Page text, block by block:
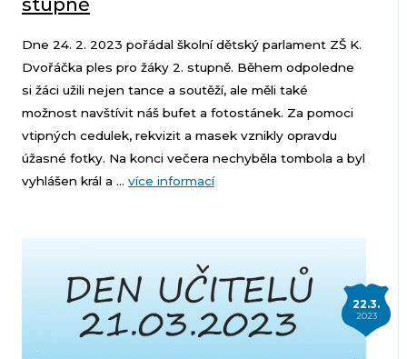
Dne 24. 2. 2023 pořádal školní dětský parlament ZŠ K.
Dvořáčka ples pro žáky 2. stupně. Během odpoledne
si žáci užili nejen tance a soutěží, ale měli také
možnost navštívit náš bufet a fotostánek. Za pomoci
vtipných cedulek, rekvizit a masek vznikly opravdu
úžasné fotky. Na konci večera nechyběla tombola a byl
vyhlášen král a ... více informací
22.3.
2023